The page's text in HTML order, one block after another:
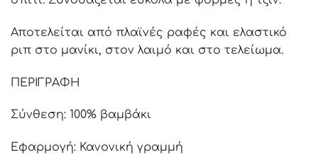
Αποτελείται από πλαϊνές ραφές και ελαστικό
ριπ στο μανίκι, στον λαιμό και στο τελείωμα.
ΠΕΡΙΓΡΑΦΗ
Σύνθεση: 100% βαμβάκι
Εφαρμογή: Κανονική γραμμή